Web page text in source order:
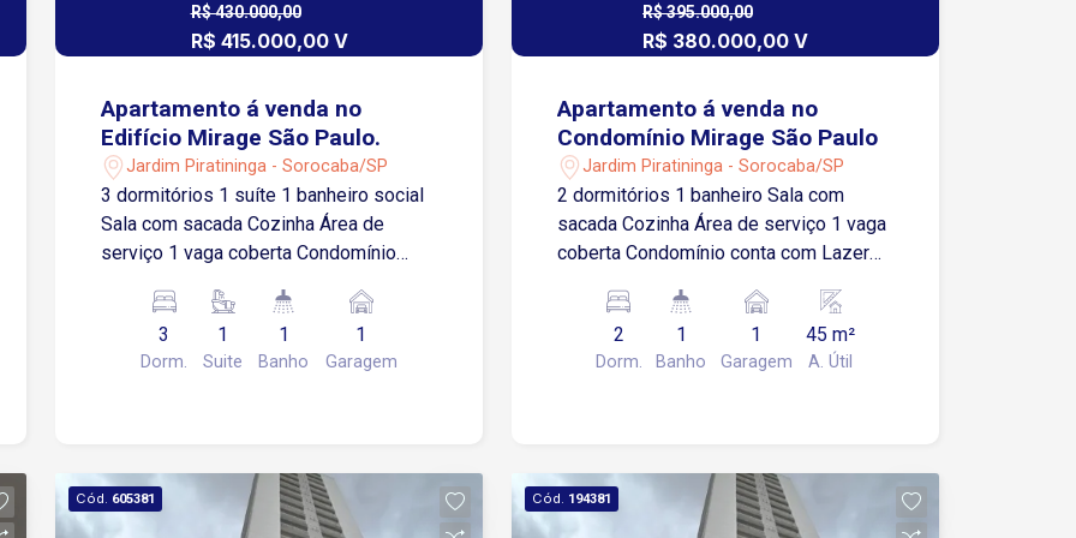
R$ 430.000,00
R$ 415.000,00 V
Apartamento á venda no
Edifício Mirage São Paulo.
Jardim Piratininga - Sorocaba/SP
3 dormitórios 1 suíte 1 banheiro social
Sala com sacada Cozinha Área de
serviço 1 vaga coberta Condomínio
piscina, salão de festas, brinquedoteca,
academia.
3
Dorm.
1
Suite
1
Banho
1
Garagem
R$ 395.000,00
R$ 380.000,00 V
Apartamento á venda no
Condomínio Mirage São Paulo
Jardim Piratininga - Sorocaba/SP
2 dormitórios 1 banheiro Sala com
sacada Cozinha Área de serviço 1 vaga
coberta Condomínio conta com Lazer
brinquedoteca , academia. Entrega deve
ocorrer em junho/26
2
Dorm.
1
Banho
1
Garagem
45 m²
A. Útil
Cód. 605381 Cód. 194381